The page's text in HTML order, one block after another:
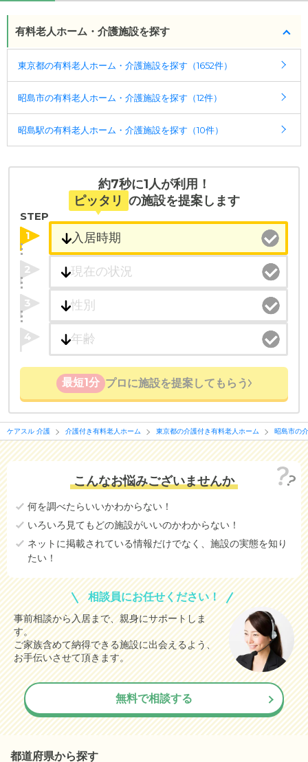
有料老人ホーム・介護施設を探す
東京都の有料老人ホーム・介護施設を探す（1652件）
昭島市の有料老人ホーム・介護施設を探す（12件）
昭島駅の有料老人ホーム・介護施設を探す（10件）
約7秒に1人が利用！
ピッタリ の施設を提案します
STEP
1
2
3
4
最短1分 プロに施設を提案してもらう
ケアスル 介護 介護付き有料老人ホーム 東京都の介護付き有料老人ホーム 昭島市の
こんなお悩みございませんか
何を調べたらいいかわからない！
いろいろ見てもどの施設がいいのかわからない！
ネットに掲載されている情報だけでなく、施設の実態を知り
たい！
相談員にお任せください！
事前相談から入居まで、親身にサポートしま
す。
ご家族含めて納得できる施設に出会えるよう、
お手伝いさせて頂きます。
無料で相談する
都道府県から探す